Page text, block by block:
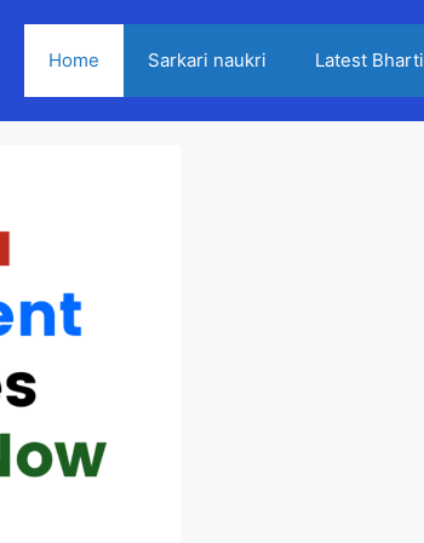
Home Sarkari naukri Latest Bharti